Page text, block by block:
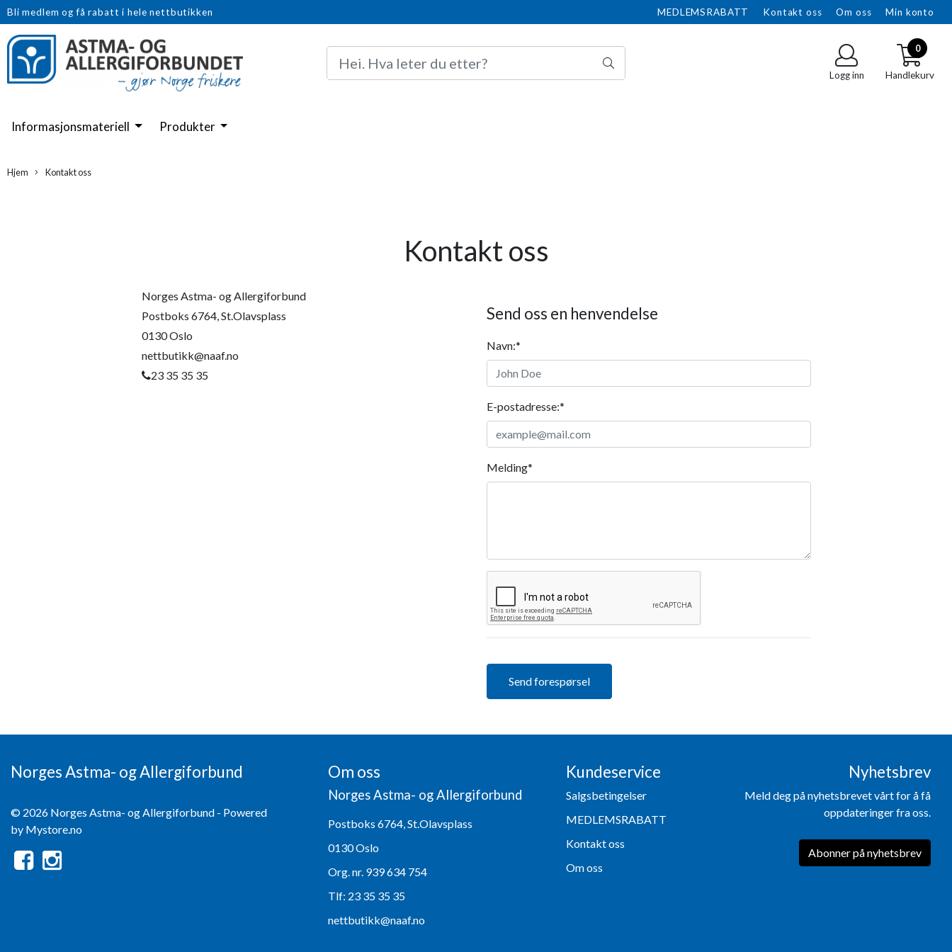
Bli medlem og få rabatt i hele nettbutikken MEDLEMSRABATT Kontakt oss Om oss Min konto
Logg inn
0
Handlekurv
Informasjonsmateriell Produkter
Hjem Kontakt oss
Kontakt oss
Norges Astma- og Allergiforbund
Postboks 6764, St.Olavsplass
0130 Oslo
nettbutikk@naaf.no
23 35 35 35
Send oss en henvendelse
Navn:*
E-postadresse:*
Melding*
Norges Astma- og Allergiforbund
© 2026 Norges Astma- og Allergiforbund - Powered
by Mystore.no
Om oss
Norges Astma- og Allergiforbund
Postboks 6764, St.Olavsplass
0130 Oslo
Org. nr. 939 634 754
Tlf: 23 35 35 35
nettbutikk@naaf.no
Kundeservice
Salgsbetingelser
MEDLEMSRABATT
Kontakt oss
Om oss
Nyhetsbrev
Meld deg på nyhetsbrevet vårt for å få
oppdateringer fra oss.
Abonner på nyhetsbrev